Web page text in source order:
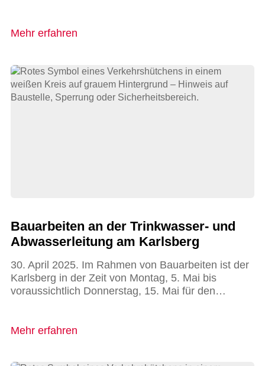
Mehr erfahren
Bauarbeiten an der Trinkwasser- und
Abwasserleitung am Karlsberg
30. April 2025. Im Rahmen von Bauarbeiten ist der
Karlsberg in der Zeit von Montag, 5. Mai bis
voraussichtlich Donnerstag, 15. Mai für den…
Mehr erfahren